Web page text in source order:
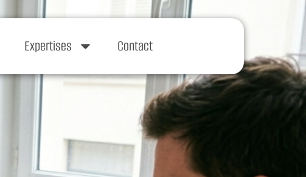
Expertises Contact